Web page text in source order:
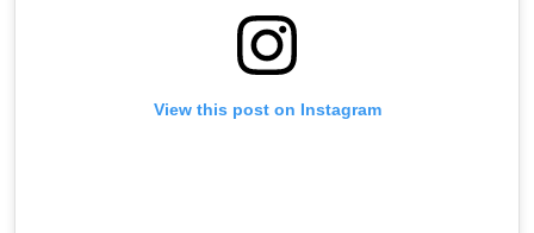
View this post on Instagram